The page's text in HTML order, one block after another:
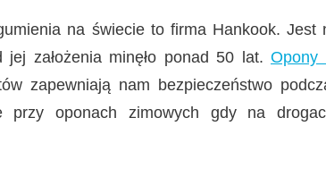
na świecie to firma Hankook. Jest
założenia minęło ponad 50 lat. Opony
zapewniają nam bezpieczeństwo
przy oponach zimowych gdy na